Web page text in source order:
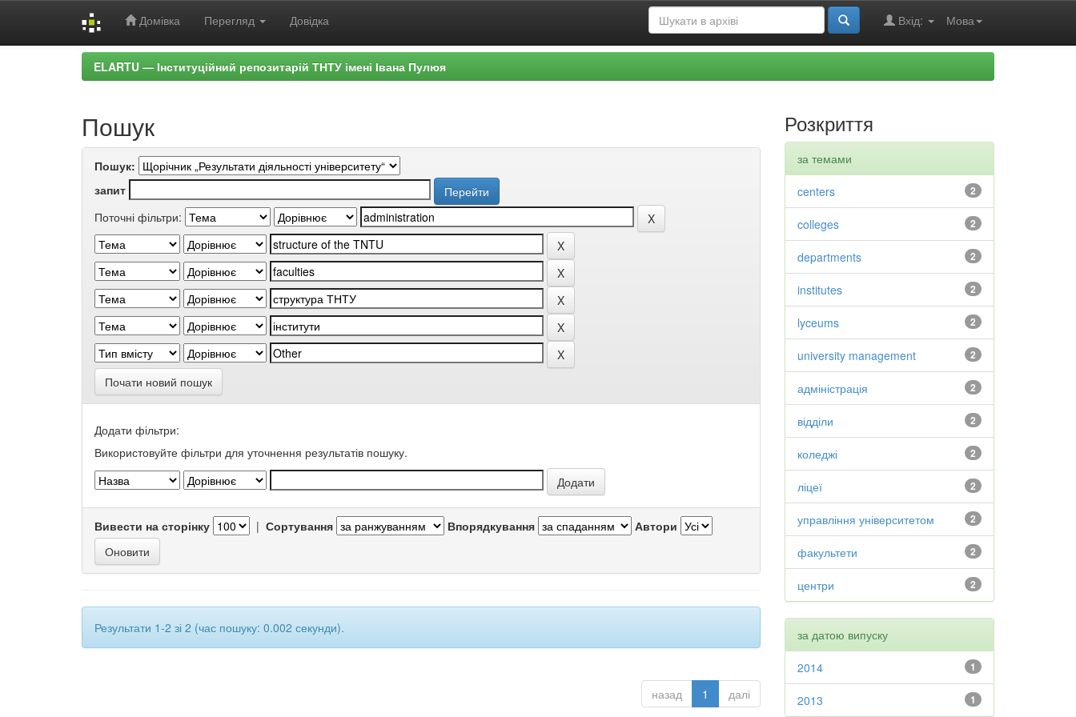
Домівка Перегляд Довідка Мова
Вхід:
ELARTU — Інституційний репозитарій ТНТУ імені Івана Пулюя
Пошук
Пошук:
запит
Поточні фільтри:
Почати новий пошук
Додати фільтри:
Використовуйте фільтри для уточнення результатів пошуку.
Вивести на сторінку | Сортування Впорядкування Автори
Результати 1-2 зі 2 (час пошуку: 0.002 секунди).
назад 1 далі
Розкриття
за темами
2
centers
2
colleges
2
departments
2
institutes
2
lyceums
2
university management
2
адміністрація
2
відділи
2
коледжі
2
ліцеї
2
управління університетом
2
факультети
2
центри
за датою випуску
1
2014
1
2013